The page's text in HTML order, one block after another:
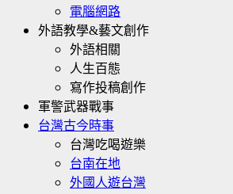
電腦網路
外語教學&藝文創作
外語相關
人生百態
寫作投稿創作
軍警武器戰事
台灣古今時事
台灣吃喝遊樂
台南在地
外國人遊台灣